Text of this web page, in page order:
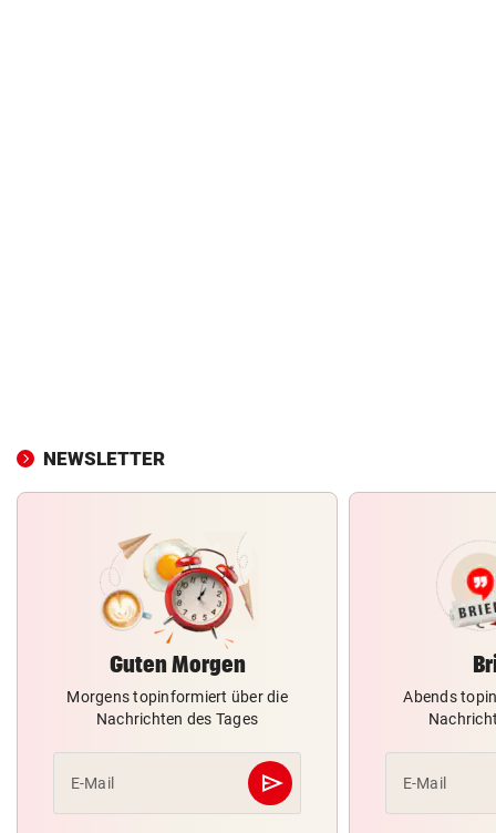
NEWSLETTER
Guten Morgen
Morgens topinformiert über die
Nachrichten des Tages
E-Mail send
Abschicken
Abends
E-Mail